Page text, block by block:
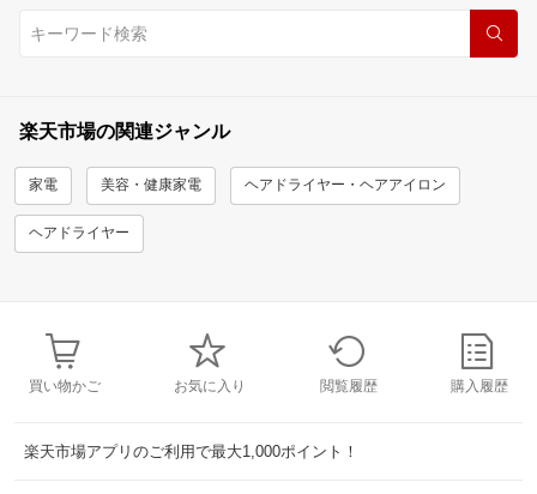
楽天市場の関連ジャンル
家電 美容・健康家電 ヘアドライヤー・ヘアアイロン
ヘアドライヤー
買い物かご お気に入り 閲覧履歴 購入履歴
楽天市場アプリのご利用で最大1,000ポイント！